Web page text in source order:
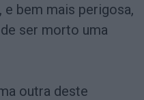
bem mais perigosa,
ser morto uma
outra deste